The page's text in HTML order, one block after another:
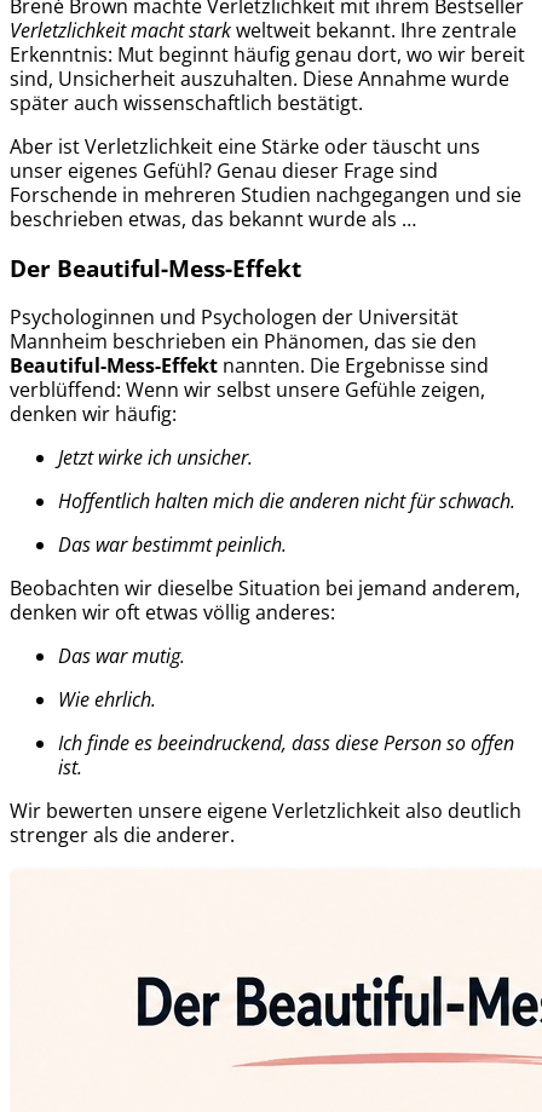
Brené Brown machte Verletzlichkeit mit ihrem Bestseller
Verletzlichkeit macht starkweltweit bekannt. Ihre zentrale
Erkenntnis: Mut beginnt häufig genau dort, wo wir bereit
sind, Unsicherheit auszuhalten. Diese Annahme wurde
später auch wissenschaftlich bestätigt.
Aber ist Verletzlichkeit eine Stärke oder täuscht uns
unser eigenes Gefühl? Genau dieser Frage sind
Forschende in mehreren Studien nachgegangen und sie
beschrieben etwas, das bekannt wurde als …
Der Beautiful-Mess-Effekt
Psychologinnen und Psychologen der Universität
Mannheim beschrieben ein Phänomen, das sie den
Beautiful-Mess-Effekt nannten. Die Ergebnisse sind
verblüffend: Wenn wir selbst unsere Gefühle zeigen,
denken wir häufig:
Jetzt wirke ich unsicher.
Hoffentlich halten mich die anderen nicht für schwach.
Das war bestimmt peinlich.
Beobachten wir dieselbe Situation bei jemand anderem,
denken wir oft etwas völlig anderes:
Das war mutig.
Wie ehrlich.
Ich finde es beeindruckend, dass diese Person so offen
ist.
Wir bewerten unsere eigene Verletzlichkeit also deutlich
strenger als die anderer.